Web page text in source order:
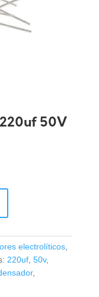
50V
electrolíticos,
220uf, 50v,
,